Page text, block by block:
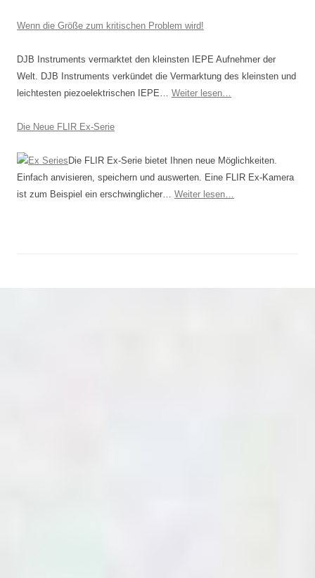
Wenn die Größe zum kritischen Problem wird!
DJB Instruments vermarktet den kleinsten IEPE Aufnehmer der
Welt. DJB Instruments verkündet die Vermarktung des kleinsten und
leichtesten piezoelektrischen IEPE… Weiter lesen…
Die Neue FLIR Ex-Serie
Die FLIR Ex-Serie bietet Ihnen neue Möglich­keiten.
Einfach anvisieren, speichern und auswerten. Eine FLIR Ex-Kamera
ist zum Beispiel ein erschwinglicher… Weiter lesen…